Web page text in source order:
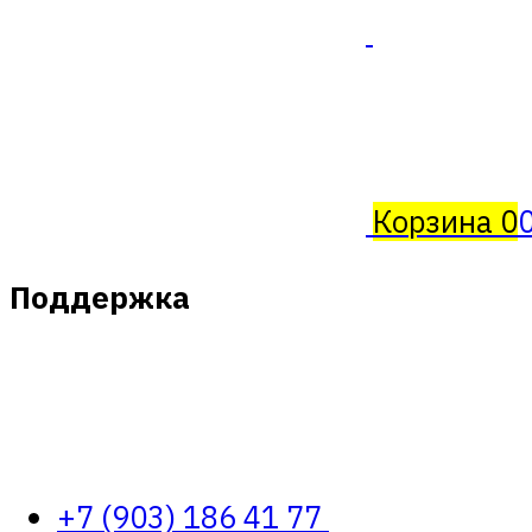
Корзина 0
Поддержка
+7 (903) 186 41 77